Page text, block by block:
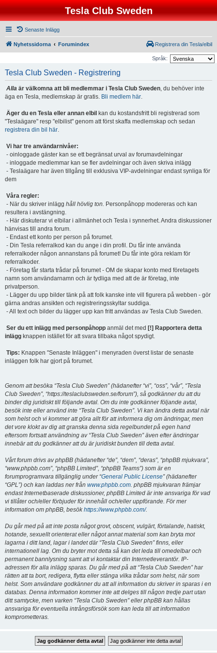
Tesla Club Sweden
Senaste Inlägg
Nyhetssidorna Forumindex Registrera din Tesla/elbil
Språk:
Tesla Club Sweden - Registrering
Alla är välkomna att bli medlemmar i Tesla Club Sweden, du behöver inte
äga en Tesla, medlemskap är gratis. Bli medlem här.
Äger du en Tesla eller annan elbil kan du kostandsfritt bli registrerad som
"Teslaägare" resp "elbilist" genom att först skaffa medlemskap och sedan
registrera din bil här.
Vi har tre användarnivåer:
- oinloggade gäster kan se ett begränsat urval av forumavdelningar
- inloggade medlemmar kan se fler avdelningar och även skriva inlägg
- Teslaägare har även tillgång till exklusiva VIP-avdelningar endast synliga för
dem
Våra regler:
- När du skriver inlägg håll hövlig ton. Personpåhopp modereras och kan
resultera i avstängning.
- Här diskuterar vi elbilar i allmänhet och Tesla i synnerhet. Andra diskussioner
hänvisas till andra forum.
- Endast ett konto per person på forumet.
- Din Tesla referralkod kan du ange i din profil. Du får inte använda
referralkoder någon annanstans på forumet! Du får inte göra reklam för
referralkoder.
- Företag får starta trådar på forumet - OM de skapar konto med företagets
namn som användarnamn och är tydliga med att de är företag, inte
privatperson.
- Lägger du upp bilder tänk på att folk kanske inte vill figurera på webben - gör
gärna andras ansikten och registreringsskyltar suddiga.
- All text och bilder du lägger upp kan fritt användas av Tesla Club Sweden.
Ser du ett inlägg med personpåhopp anmäl det med [!] Rapportera detta
inlägg knappen istället för att svara tillbaka något spydigt.
Tips: Knappen "Senaste Inläggen" i menyraden överst listar de senaste
inläggen folk har gjort på forumet.
Genom att besöka “Tesla Club Sweden” (hädanefter “vi”, “oss”, “vår”, “Tesla
Club Sweden”, “https://teslaclubsweden.se/forum”), så godkänner du att du
binder dig juridiskt till följande avtal. Om du inte godkänner följande avtal,
besök inte eller använd inte “Tesla Club Sweden”. Vi kan ändra detta avtal när
som helst och vi kommer att göra allt för att informera dig om ändringar, men
det vore klokt av dig att granska denna sida regelbundet på egen hand
eftersom fortsatt användning av “Tesla Club Sweden” även efter ändringar
innebär att du godkänner att du är juridiskt bunden till detta avtal.
Vårt forum drivs av phpBB (hädanefter “de”, “dem”, “deras”, “phpBB mjukvara”,
“www.phpbb.com”, “phpBB Limited”, “phpBB Teams”) som är en
forumprogramvara tillgänglig under “General Public License” (hädanefter
“GPL”) och kan laddas ner från www.phpbb.com. phpBB mjukvaran främjar
endast Internetbaserade diskussioner, phpBB Limited är inte ansvariga för vad
vi tillåter och/eller förbjuder för innehåll och/eller uppförande. För mer
information om phpBB, besökhttps://www.phpbb.com/.
Du går med på att inte posta något grovt, obscent, vulgärt, förtalande, hatiskt,
hotande, sexuellt orienterat eller något annat material som kan bryta mot
lagarna i ditt land, lagar i landet där “Tesla Club Sweden” finns, eller
internationell lag. Om du bryter mot detta så kan det leda till omedelbar och
permanent bannlysning samt att vi kontaktar din Internetleverantör. IP-
adressen för alla inlägg sparas. Du går med på att “Tesla Club Sweden” har
rätten att ta bort, redigera, flytta eller stänga vilka trådar som helst, när som
helst. Som användare godkänner du att all information du skriver in sparas i en
databas. Denna information kommer inte att delges till någon tredje part utan
ditt samtycke, men varken “Tesla Club Sweden” eller phpBB kan hållas
ansvariga för eventuella intrångsförsök som kan leda till att information
komprometteras.